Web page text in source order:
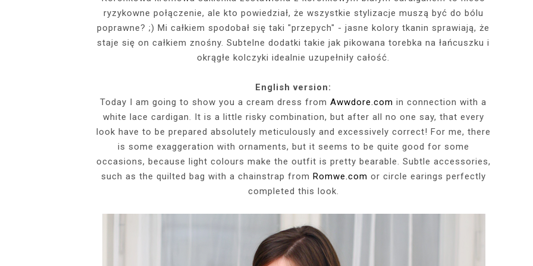
EVENTS
SENSUAL PHOTOBOOK
MORE ME THAN EVER :)
2025 - THE
PHOTOS ON
SPÓDNICZKA, CZARNE
RAJSTOPY I SZPILKI + PIOSENKI,
PODZIELIĆ
SZARA SPÓDNICZKA I CZARNE
RAJSTOPY + PIOSENKI, KTÓRYMI
FALBANAMI,
I SZPILKI +
PRAGNĘ SIĘ
BUDUAROWE SESJE + 100 ZŁ DO
WYKORZYSTANIA W SERWISIE
DLACZEGO MONA LISA STAŁA
SIĘ SŁAWNA I KOGO ZASTĄPIŁA
WIZYTA W
CZARNE LEGGINSY I
GRANATOWY T-SHIRT Z NAPISEM
PRACOWNI FRYZJERSKIEJ CUT
JAKIEGO
CZYM
WŁOSY?
ryzykowne połączenie, ale kto powiedział, że wszystkie stylizacje muszą być do bólu
poprawne? ;) Mi całkiem spodobał się taki "przepych" - jasne kolory tkanin sprawiają, że
staje się on całkiem znośny. Subtelne dodatki takie jak pikowana torebka na łańcuszku i
okrągłe kolczyki idealnie uzupełniły całość.
English version:
Today I am going to show you a cream dress from Awwdore.com in connection with a
white lace cardigan. It is a little risky combination, but after all no one say, that every
look have to be prepared absolutely meticulously and excessively correct! For me, there
is some exaggeration with ornaments, but it seems to be quite good for some
occasions, because light colours make the outfit is pretty bearable. Subtle accessories,
such as the quilted bag with a chainstrap from Romwe.com or circle earings perfectly
completed this look.